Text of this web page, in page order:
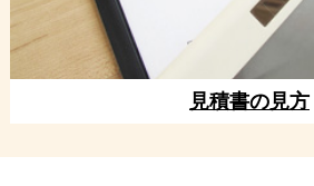
見積書の見方